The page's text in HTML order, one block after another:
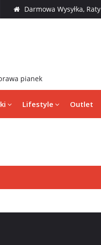
Darmowa Wysyłka, Raty
pianek
Lifestyle Outlet